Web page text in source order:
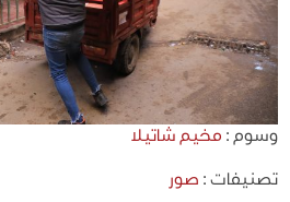
وسوم : مخيم شاتيلا
تصنيفات : صور